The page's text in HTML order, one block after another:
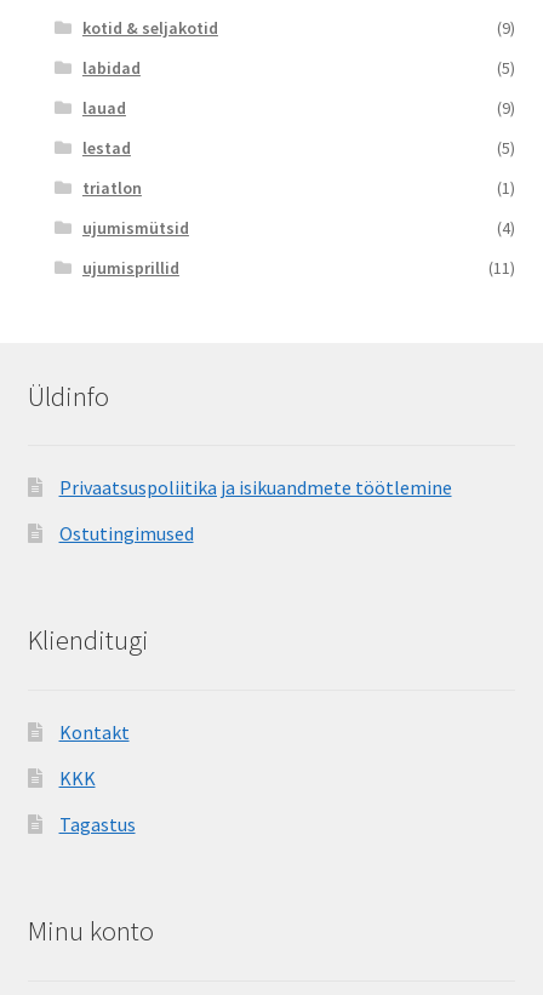
kotid & seljakotid
(9)
labidad
(5)
lauad
(9)
lestad
(5)
triatlon
(1)
ujumismütsid
(4)
ujumisprillid
(11)
Üldinfo
Privaatsuspoliitika ja isikuandmete töötlemine
Ostutingimused
Klienditugi
Kontakt
KKK
Tagastus
Minu konto